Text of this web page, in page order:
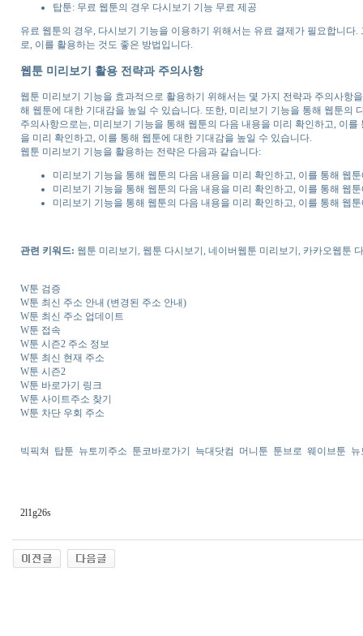
탑툰: 무료 웹툰의 경우 다시보기 기능 무료 제공
유료 웹툰의 경우, 다시보기 기능을 이용하기 위해서는 유료 결제가 필요합니
로, 이를 활용하는 것도 좋은 방법입니다.
웹툰 미리보기 활용 전략과 주의사항
웹툰 미리보기 기능을 효과적으로 활용하기 위해서는 몇 가지 전략과 주의사항
해 웹툰에 대한 기대감을 높일 수 있습니다. 또한, 미리보기 기능을 통해 웹툰의
주의사항으로는, 미리보기 기능을 통해 웹툰의 다음 내용을 미리 확인하고, 이
을 미리 확인하고, 이를 통해 웹툰에 대한 기대감을 높일 수 있습니다.
웹툰 미리보기 기능을 활용하는 전략은 다음과 같습니다:
미리보기 기능을 통해 웹툰의 다음 내용을 미리 확인하고, 이를 통해 웹
미리보기 기능을 통해 웹툰의 다음 내용을 미리 확인하고, 이를 통해 웹
미리보기 기능을 통해 웹툰의 다음 내용을 미리 확인하고, 이를 통해 웹
관련 키워드: 웹툰 미리보기, 웹툰 다시보기, 네이버웹툰 미리보기, 카카오웹툰
W툰 검증
W툰 최신 주소 안내 (변경된 주소 안내)
W툰 최신 주소 업데이트
W툰 접속
W툰 시즌2 주소 정보
W툰 최신 현재 주소
W툰 시즌2
W툰 바로가기 링크
W툰 사이트주소 찾기
W툰 차단 우회 주소
빅픽쳐 탑툰 뉴토끼주소 툰코바로가기 늑대닷컴 머니툰 툰브로 웨이브툰 뉴
2l1g26s